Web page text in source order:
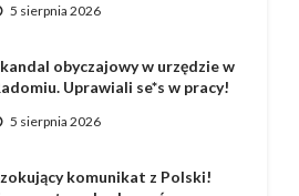
5 sierpnia 2026
obyczajowy w urzędzie w
Uprawiali se*s w pracy!
5 sierpnia 2026
komunikat z Polski!